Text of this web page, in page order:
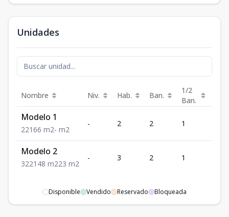
Unidades
Nombre Niv. Hab. Ban.
1/2
Ban.
Modelo 1
221 66 m2- m2
- 2 2 1
Modelo 2
322148 m223 m2
- 3 2 1
Disponible Vendido Reservado Bloqueada